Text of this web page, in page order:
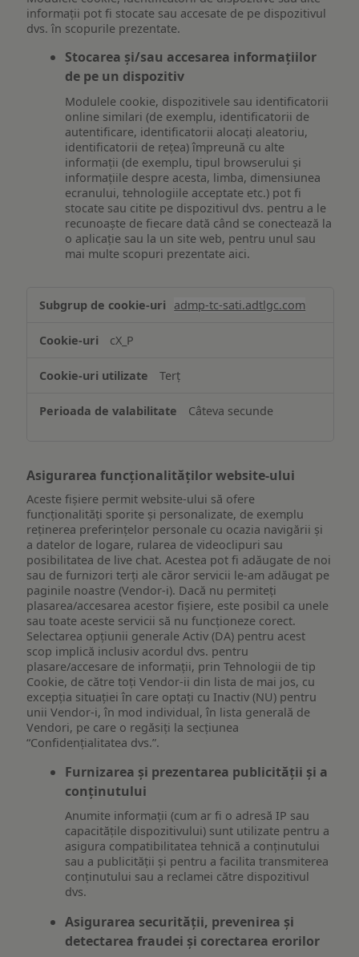
informații pot fi stocate sau accesate de pe dispozitivul
dvs. în scopurile prezentate.
Stocarea și/sau accesarea informațiilor
de pe un dispozitiv
Modulele cookie, dispozitivele sau identificatorii
online similari (de exemplu, identificatorii de
autentificare, identificatorii alocați aleatoriu,
identificatorii de rețea) împreună cu alte
informații (de exemplu, tipul browserului și
informațiile despre acesta, limba, dimensiunea
ecranului, tehnologiile acceptate etc.) pot fi
stocate sau citite pe dispozitivul dvs. pentru a le
recunoaște de fiecare dată când se conectează la
o aplicație sau la un site web, pentru unul sau
mai multe scopuri prezentate aici.
și/sau
informațiilor
pe
dispozitiv
admp-tc-sati.adtlgc.com
cX_P
Terț
Câteva secunde
Asigurarea funcționalităților website-ului
Aceste fișiere permit website-ului să ofere
funcționalități sporite și personalizate, de exemplu
reţinerea preferinţelor personale cu ocazia navigării și
a datelor de logare, rularea de videoclipuri sau
posibilitatea de live chat. Acestea pot fi adăugate de noi
sau de furnizori terți ale căror servicii le-am adăugat pe
paginile noastre (Vendor-i). Dacă nu permiteți
plasarea/accesarea acestor fișiere, este posibil ca unele
sau toate aceste servicii să nu funcționeze corect.
Selectarea opțiunii generale Activ (DA) pentru acest
scop implică inclusiv acordul dvs. pentru
plasare/accesare de informații, prin Tehnologii de tip
Cookie, de către toți Vendor-ii din lista de mai jos, cu
excepția situației în care optați cu Inactiv (NU) pentru
unii Vendor-i, în mod individual, în lista generală de
Vendori, pe care o regăsiți la secțiunea
“Confidențialitatea dvs.”.
Furnizarea și prezentarea publicității și a
conținutului
Anumite informații (cum ar fi o adresă IP sau
capacitățile dispozitivului) sunt utilizate pentru a
asigura compatibilitatea tehnică a conținutului
sau a publicității și pentru a facilita transmiterea
conținutului sau a reclamei către dispozitivul
dvs.
Asigurarea securității, prevenirea și
detectarea fraudei și corectarea erorilor